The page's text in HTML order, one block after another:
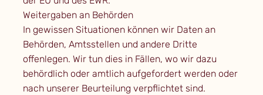
Weitergaben an Behörden
In gewissen Situationen können wir Daten an
Behörden, Amtsstellen und andere Dritte
offenlegen. Wir tun dies in Fällen, wo wir dazu
behördlich oder amtlich aufgefordert werden oder
nach unserer Beurteilung verpflichtet sind.